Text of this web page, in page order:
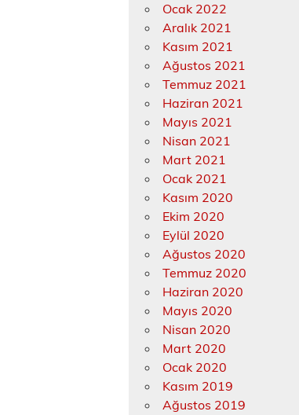
Ocak 2022
Aralık 2021
Kasım 2021
Ağustos 2021
Temmuz 2021
Haziran 2021
Mayıs 2021
Nisan 2021
Mart 2021
Ocak 2021
Kasım 2020
Ekim 2020
Eylül 2020
Ağustos 2020
Temmuz 2020
Haziran 2020
Mayıs 2020
Nisan 2020
Mart 2020
Ocak 2020
Kasım 2019
Ağustos 2019